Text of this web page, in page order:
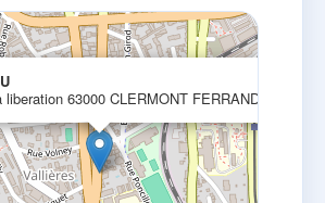
liberation 63000 CLERMONT FERRAND